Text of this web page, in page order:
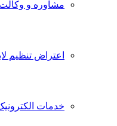
مشاوره و وکالت
اعتراض تنظیم
خدمات